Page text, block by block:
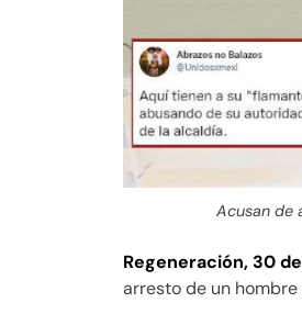
Acusan de
Regeneración, 30
arresto de un hombre